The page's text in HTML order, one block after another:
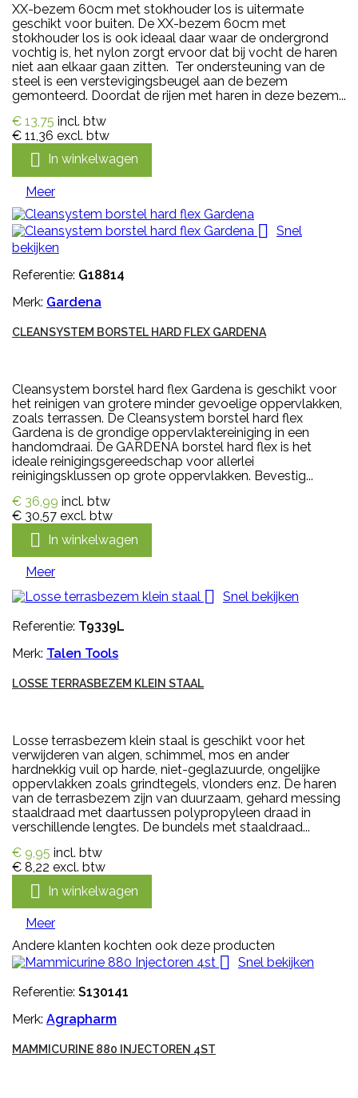
XX-bezem 60cm met stokhouder los is uitermate
geschikt voor buiten. De XX-bezem 60cm met
stokhouder los is ook ideaal daar waar de ondergrond
vochtig is, het nylon zorgt ervoor dat bij vocht de haren
niet aan elkaar gaan zitten. Ter ondersteuning van de
steel is een verstevigingsbeugel aan de bezem
gemonteerd. Doordat de rijen met haren in deze bezem...
€ 13,75 incl. btw
€ 11,36 excl. btw
 In winkelwagen
Meer

Snel
bekijken
Referentie: G18814
Merk: Gardena
CLEANSYSTEM BORSTEL HARD FLEX GARDENA
Cleansystem borstel hard flex Gardena is geschikt voor
het reinigen van grotere minder gevoelige oppervlakken,
zoals terrassen. De Cleansystem borstel hard flex
Gardena is de grondige oppervlaktereiniging in een
handomdraai. De GARDENA borstel hard flex is het
ideale reinigingsgereedschap voor allerlei
reinigingsklussen op grote oppervlakken. Bevestig...
€ 36,99 incl. btw
€ 30,57 excl. btw
 In winkelwagen
Meer

Snel bekijken
Referentie: T9339L
Merk: Talen Tools
LOSSE TERRASBEZEM KLEIN STAAL
Losse terrasbezem klein staal is geschikt voor het
verwijderen van algen, schimmel, mos en ander
hardnekkig vuil op harde, niet-geglazuurde, ongelijke
oppervlakken zoals grindtegels, vlonders enz. De haren
van de terrasbezem zijn van duurzaam, gehard messing
staaldraad met daartussen polypropyleen draad in
verschillende lengtes. De bundels met staaldraad...
€ 9,95 incl. btw
€ 8,22 excl. btw
 In winkelwagen
Meer
Andere klanten kochten ook deze producten

Snel bekijken
Referentie: S130141
Merk: Agrapharm
MAMMICURINE 880 INJECTOREN 4ST